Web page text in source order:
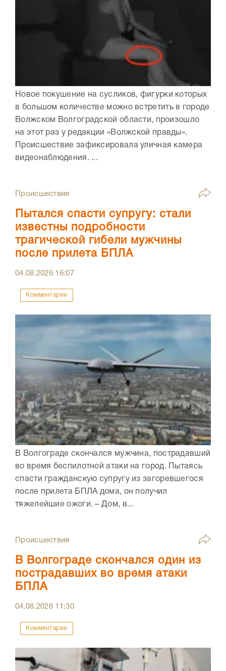
Новое покушение на сусликов, фигурки которых
в большом количестве можно встретить в городе
Волжском Волгоградской области, произошло
на этот раз у редакции «Волжской правды».
Происшествие зафиксировала уличная камера
видеонаблюдения. ...
Происшествия
Пытался спасти супругу: стали
известны подробности
трагической гибели мужчины
после прилета БПЛА
04.08.2026 16:07
Комментарии
В Волгограде скончался мужчина, пострадавший
во время беспилотной атаки на город. Пытаясь
спасти гражданскую супругу из загоревшегося
после прилета БПЛА дома, он получил
тяжелейшие ожоги. – Дом, в...
Происшествия
В Волгограде скончался один из
пострадавших во время атаки
БПЛА
04.08.2026 11:30
Комментарии